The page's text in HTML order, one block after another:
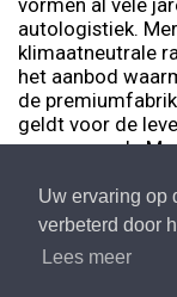
Uw ervaring op
verbeterd door
Lees meer
autologistiek.
klimaatneutrale
het aanbod
de
geldt voor de
spoor naar de